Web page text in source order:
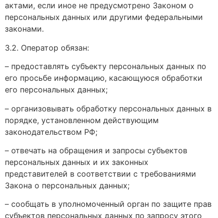
актами, если иное не предусмотрено Законом о
персональных данных или другими федеральными
законами.
3.2. Оператор обязан:
– предоставлять субъекту персональных данных по
его просьбе информацию, касающуюся обработки
его персональных данных;
– организовывать обработку персональных данных в
порядке, установленном действующим
законодательством РФ;
– отвечать на обращения и запросы субъектов
персональных данных и их законных
представителей в соответствии с требованиями
Закона о персональных данных;
– сообщать в уполномоченный орган по защите прав
субъектов персональных данных по запросу этого